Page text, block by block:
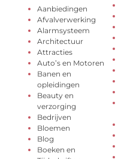
Aanbiedingen
Afvalverwerking
Alarmsysteem
Architectuur
Attracties
Auto’s en Motoren
Banen en
opleidingen
Beauty en
verzorging
Bedrijven
Bloemen
Blog
Boeken en